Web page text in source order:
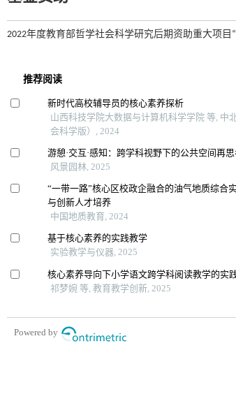
2022年度教育部哲学社会科学研究后期资助重大项目